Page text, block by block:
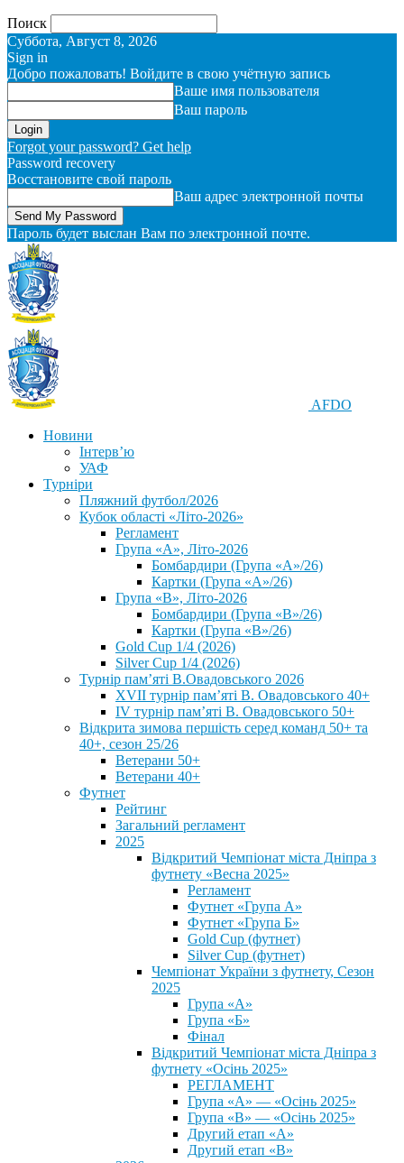
Поиск
Суббота, Август 8, 2026
Sign in
Добро пожаловать! Войдите в свою учётную запись
Ваше имя пользователя
Ваш пароль
Forgot your password? Get help
Password recovery
Восстановите свой пароль
Ваш адрес электронной почты
Пароль будет выслан Вам по электронной почте.
AFDO
Новини
Інтерв’ю
УАФ
Турніри
Пляжний футбол/2026
Кубок області «Літо-2026»
Регламент
Група «А», Літо-2026
Бомбардири (Група «А»/26)
Картки (Група «А»/26)
Група «В», Літо-2026
Бомбардири (Група «В»/26)
Картки (Група «В»/26)
Gold Cup 1/4 (2026)
Silver Cup 1/4 (2026)
Турнір пам’яті В.Овадовського 2026
XVII турнір пам’яті В. Овадовського 40+
IV турнір пам’яті В. Овадовського 50+
Відкрита зимова першість серед команд 50+ та
40+, сезон 25/26
Ветерани 50+
Ветерани 40+
Футнет
Рейтинг
Загальний регламент
2025
Відкритий Чемпіонат міста Дніпра з
футнету «Весна 2025»
Регламент
Футнет «Група А»
Футнет «Група Б»
Gold Cup (футнет)
Silver Cup (футнет)
Чемпіонат України з футнету, Сезон
2025
Група «А»
Група «Б»
Фінал
Відкритий Чемпіонат міста Дніпра з
футнету «Осінь 2025»
РЕГЛАМЕНТ
Група «А» — «Осінь 2025»
Група «В» — «Осінь 2025»
Другий етап «А»
Другий етап «В»